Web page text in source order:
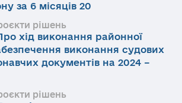
за 6 місяців 20
рішень
хід виконання районної
виконання судових
документів на 2024 –
рішень